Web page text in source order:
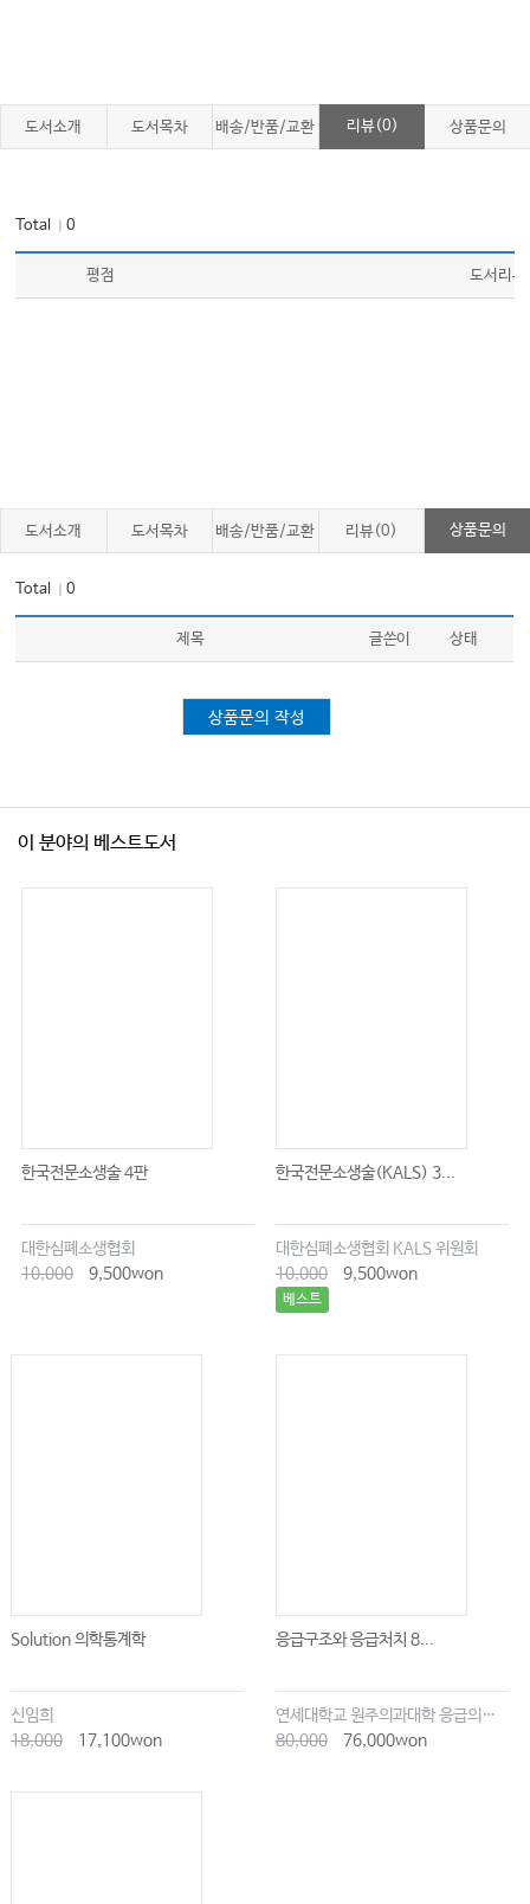
01. 의료광고 관련 민원
#01. 의료광고 시 유의사항
#04. 의료법상 금지되는 환자유인행위와 합법적인 의료광고를 어떻게 구별할까
02. 현지조사 관련 민원
#10. 부당청구 상시감지시스템과 15개 지표
#11. 현지조사를 피하기 위한 구체적인 대비 방안
#12. 현지조사 적발 사례
#13. 비급여 진료 후 요양급여 청구, 이것만은 반드시 체크하자!
#14. 방사선 증량청구 형사고발 사례를 통한 거짓청구 대응방안
#16. 현지조사 시 조사대상기간을 문제삼아 행정처분 취소시킬 수 있다
#18. 개원 의료기관에서 간호사·간호조무사의 업무범위와 의사의 지도감독
#27. 환자와의 의료사고 분쟁 대응방안
#29. 의료사고에 따른 적정 합의금 산정 방안
#30. 의료기관에서 환자 설명의무에 관해 유의할 점
#31. 보험사기로 형사고소 당하지 않기 위한 유의사항
#01. 의사가 마약·향정신성의약품을 처방할 때 주의할 점은?
#03. 법원의 진료기록부 제출 등의 요구에 무조건 응해야 할까?
#04. 수사기관(검찰, 경찰 등)의 진료기록부 제출 등의 수사협조 요구에 응해야
#05. 근로복지공단의 의무기록·영상진단 등의 자료 회신 요청, 법적 의무일
도서소개 도서목차 배송/반품/교환 리뷰(0) 상품문의
Total ｜0
평점 도서리뷰
도서소개 도서목차 배송/반품/교환 리뷰(0) 상품문의
Total ｜0
제목 글쓴이 상태
상품문의 작성
이 분야의 베스트도서
한국전문소생술 4판
대한심폐소생협회
10,000
9,500won
한국전문소생술(KALS) 3...
대한심폐소생협회 KALS 위원회
10,000
9,500won
베스트
Solution 의학통계학
신임희
18,000
17,100won
응급구조와 응급처치 8...
연세대학교 원주의과대학 응급의학교실
80,000
76,000won